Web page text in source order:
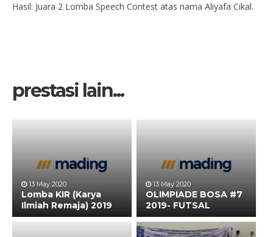
Hasil: Juara 2 Lomba Speech Contest atas nama Aliyafa Cikal.
prestasi lain...
13 May 2020
Lomba KIR (Karya
Ilmiah Remaja) 2019
13 May 2020
OLIMPIADE BOSA #7
2019- FUTSAL